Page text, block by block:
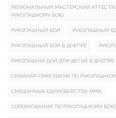
РЕГИОНАЛЬНЫЙ МАСТЕРСКИЙ
РУКОПАШНОМУ БОЮ
РУКОПАШНЫЙ БОЙ РУКОПАШНЫЙ
РУКОПАШНЫЙ БОЙ В ДНЕПРЕ
РУКОПАШНІЙ БОЙ ДЛЯ ДЕТЕЙ В ДНЕПРЕ
СЕМИНАР-ПРАКТИКУМ ПО
СМЕШАННЫЕ ЕДИНОБОРСТВА ММА
СОРЕВНОВАНИЯ ПО РУКОПАШНОМУ БОЮ